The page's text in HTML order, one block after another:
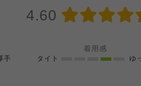
4.60
手
着用感
タイト ゆ